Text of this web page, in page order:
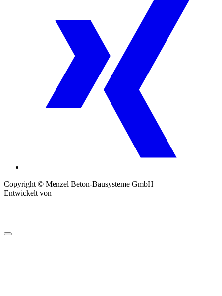
Copyright © Menzel Beton-Bausysteme GmbH
Entwickelt von